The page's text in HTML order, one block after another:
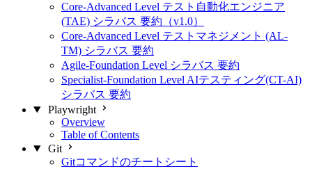
Core-Advanced Level テスト自動化エンジニア
(TAE) シラバス 要約（v1.0）
Core-Advanced Level テストマネジメント (AL-
TM) シラバス 要約
Agile-Foundation Level シラバス 要約
Specialist-Foundation Level AIテスティング(CT-AI)
シラバス 要約
Playwright
Overview
Table of Contents
Git
Gitコマンドのチートシート